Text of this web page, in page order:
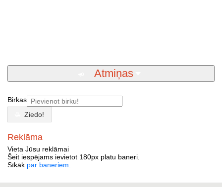
Atmiņas
Birkas
Ziedo!
Reklāma
Vieta Jūsu reklāmai
Šeit iespējams ievietot 180px platu baneri.
Sīkāk par baneriem